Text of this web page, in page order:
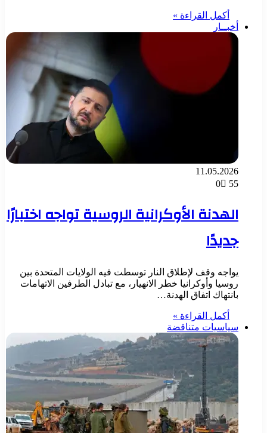
أكمل القراءة »
أخبــار
11.05.2026
0
55
الهدنة الأوكرانية الروسية تواجه اختبارًا
جديدًا
يواجه وقف لإطلاق النار توسطت فيه الولايات المتحدة بين
روسيا وأوكرانيا خطر الانهيار، مع تبادل الطرفين الاتهامات
بانتهاك اتفاق الهدنة…
أكمل القراءة »
سياسيات متناقضة